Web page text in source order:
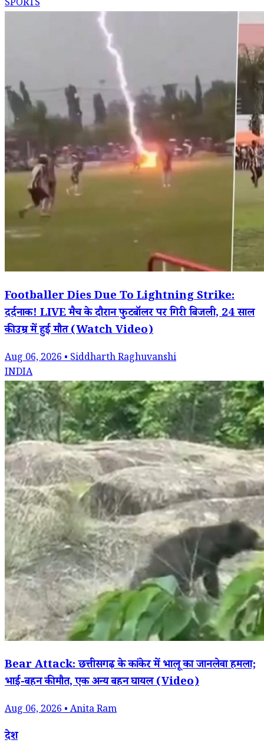
SPORTS
Footballer Dies Due To Lightning Strike:
दर्दनाक! LIVE मैच के दौरान फुटबॉलर पर गिरी बिजली, 24 साल
की उम्र में हुई मौत (Watch Video)
Aug 06, 2026 • Siddharth Raghuvanshi
INDIA
Bear Attack: छत्तीसगढ़ के कांकेर में भालू का जानलेवा हमला;
भाई-बहन की मौत, एक अन्य बहन घायल (Video)
Aug 06, 2026 • Anita Ram
देश